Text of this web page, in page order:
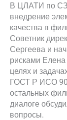
В ЦЛАТИ по
внедрение
качества в
Советник
Сергеева и
рисками
целях и
ГОСТ Р ИСО
остальных
диалоге
вопросы.